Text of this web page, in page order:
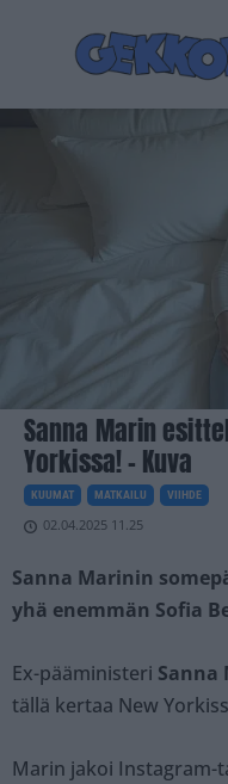
Sanna Marin
Yorkissa! – Kuva
KUUMAT MATKAILU VIIHDE
02.04.2025 11.25
Sanna Marinin
yhä enemmän Sofia
Ex-pääministeri Sanna
tällä kertaa New
Marin jakoi Instagram-